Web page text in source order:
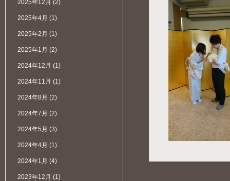
2025年12月 (2)
2025年4月 (1)
2025年2月 (1)
2025年1月 (2)
2024年12月 (1)
2024年11月 (1)
2024年8月 (2)
2024年7月 (2)
2024年5月 (3)
2024年4月 (1)
2024年1月 (4)
2023年12月 (1)